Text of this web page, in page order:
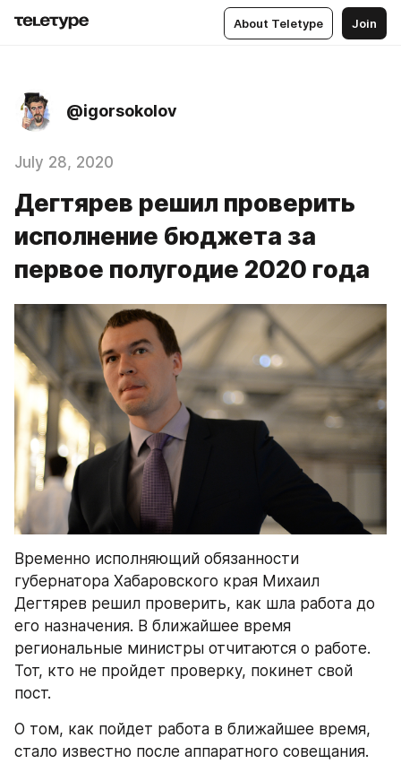
About Teletype Join
@igorsokolov
July 28, 2020
Дегтярев решил проверить
исполнение бюджета за
первое полугодие 2020 года
Временно исполняющий обязанности
губернатора Хабаровского края Михаил
Дегтярев решил проверить, как шла работа до
его назначения. В ближайшее время
региональные министры отчитаются о работе.
Тот, кто не пройдет проверку, покинет свой
пост.
О том, как пойдет работа в ближайшее время,
стало известно после аппаратного совещания.